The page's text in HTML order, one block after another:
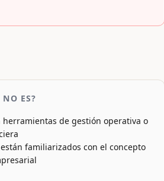
ES?
herramientas de gestión operativa o
familiarizados con el concepto